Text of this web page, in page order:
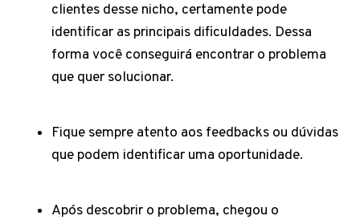
clientes desse nicho, certamente pode
identificar as principais dificuldades. Dessa
forma você conseguirá encontrar o problema
que quer solucionar.
Fique sempre atento aos feedbacks ou dúvidas
que podem identificar uma oportunidade.
Após descobrir o problema, chegou o